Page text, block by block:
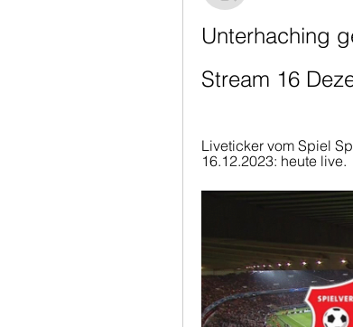
Unterhaching
Stream 16
Liveticker vom Spiel
16.12.2023: heute live.